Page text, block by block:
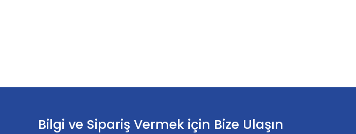
Bilgi ve Sipariş Vermek için Bize Ulaşın